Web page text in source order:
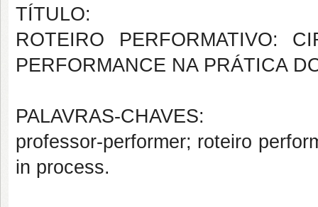
TÍTULO:
ROTEIRO PERFORMATIVO:
PERFORMANCE NA PRÁTICA
PALAVRAS-CHAVES:
professor-performer; roteiro
in process.